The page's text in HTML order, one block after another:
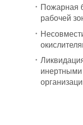
Пожарная
рабочей
инертными